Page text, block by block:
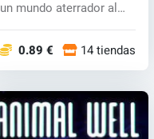
un mundo aterrador al
0.89 € 14 tiendas